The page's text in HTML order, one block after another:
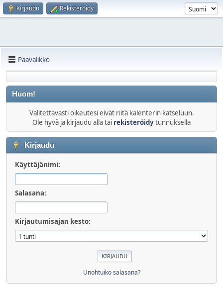
Kirjaudu Rekisteröidy
Päävalikko
Huom!
Valitettavasti oikeutesi eivät riitä kalenterin katseluun.
Ole hyvä ja kirjaudu alla tai rekisteröidytunnuksella
Kirjaudu
Käyttäjänimi:
Salasana:
Kirjautumisajan kesto:
Unohtuiko salasana?